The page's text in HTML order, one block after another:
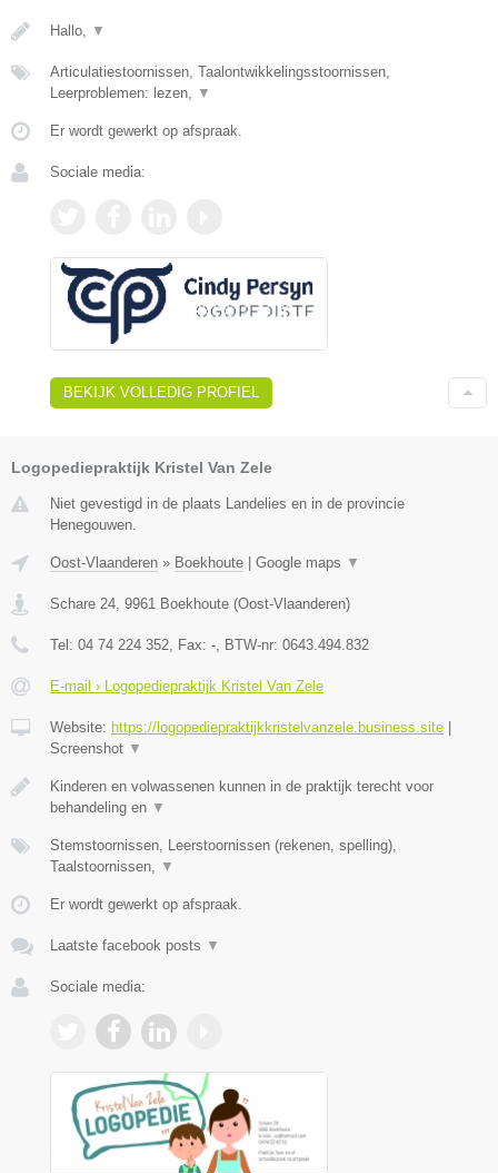
Hallo, ▼
Articulatiestoornissen, Taalontwikkelingsstoornissen,
Leerproblemen: lezen,
▼
Er wordt gewerkt op afspraak.
Sociale media:
BEKIJK VOLLEDIG PROFIEL
Logopediepraktijk Kristel Van Zele
Niet gevestigd in de plaats Landelies en in de provincie
Henegouwen.
Oost-Vlaanderen » Boekhoute Google maps ▼
Schare 24, 9961 Boekhoute (Oost-Vlaanderen)
Tel: 04 74 224 352, Fax: -, BTW-nr: 0643.494.832
E-mail › Logopediepraktijk Kristel Van Zele
Website: https://logopediepraktijkkristelvanzele.business.site
Screenshot ▼
Kinderen en volwassenen kunnen in de praktijk terecht voor
behandeling en ▼
Stemstoornissen, Leerstoornissen (rekenen, spelling),
Taalstoornissen, ▼
Er wordt gewerkt op afspraak.
Laatste facebook posts ▼
Sociale media: